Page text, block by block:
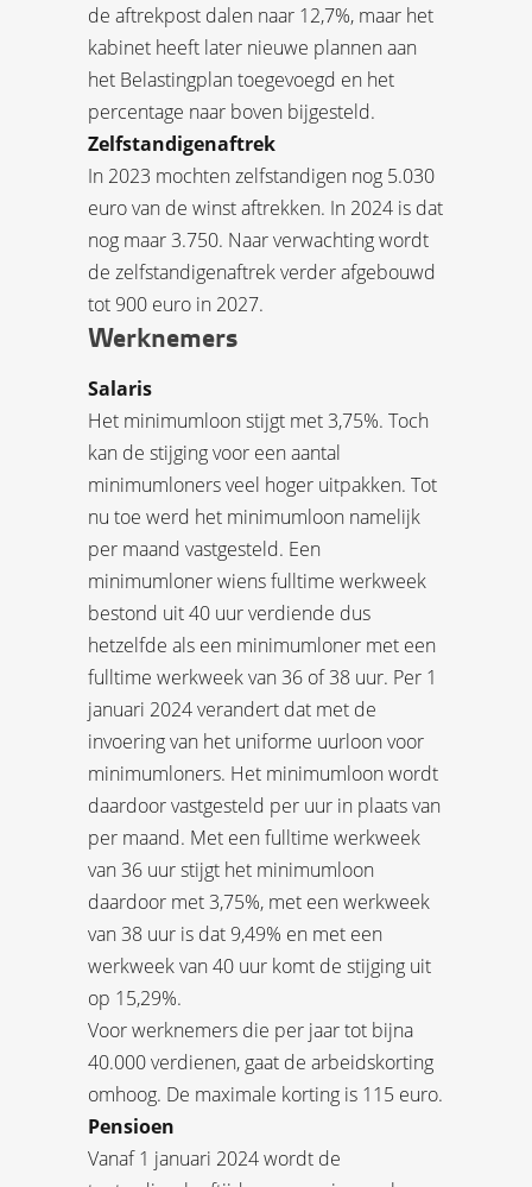
de aftrekpost dalen naar 12,7%, maar het
kabinet heeft later nieuwe plannen aan
het Belastingplan toegevoegd en het
percentage naar boven bijgesteld.
Zelfstandigenaftrek
In 2023 mochten zelfstandigen nog 5.030
euro van de winst aftrekken. In 2024 is dat
nog maar 3.750. Naar verwachting wordt
de zelfstandigenaftrek verder afgebouwd
tot 900 euro in 2027.
Werknemers
Salaris
Het minimumloon stijgt met 3,75%. Toch
kan de stijging voor een aantal
minimumloners veel hoger uitpakken. Tot
nu toe werd het minimumloon namelijk
per maand vastgesteld. Een
minimumloner wiens fulltime werkweek
bestond uit 40 uur verdiende dus
hetzelfde als een minimumloner met een
fulltime werkweek van 36 of 38 uur. Per 1
januari 2024 verandert dat met de
invoering van het uniforme uurloon voor
minimumloners. Het minimumloon wordt
daardoor vastgesteld per uur in plaats van
per maand. Met een fulltime werkweek
van 36 uur stijgt het minimumloon
daardoor met 3,75%, met een werkweek
van 38 uur is dat 9,49% en met een
werkweek van 40 uur komt de stijging uit
op 15,29%.
Voor werknemers die per jaar tot bijna
40.000 verdienen, gaat de arbeidskorting
omhoog. De maximale korting is 115 euro.
Pensioen
Vanaf 1 januari 2024 wordt de